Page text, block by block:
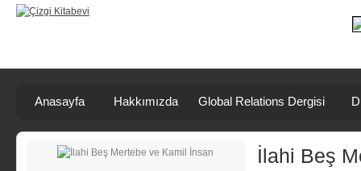
Anasayfa Hakkımızda Global Relations Dergisi
İlahi Beş